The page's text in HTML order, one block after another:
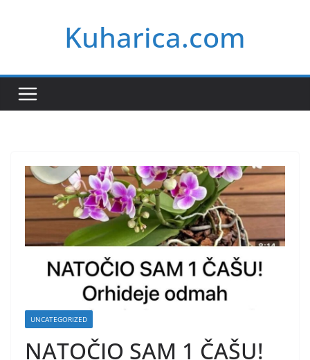
Kuharica.com
UNCATEGORIZED
NATOČIO SAM 1 ČAŠU!